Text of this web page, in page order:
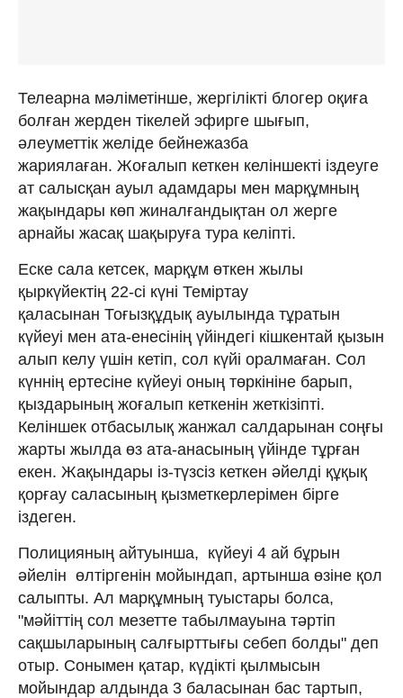
Телеарна мәліметінше, жергілікті блогер оқиға
болған жерден тікелей эфирге шығып,
әлеуметтік желіде бейнежазба
жариялаған. Жоғалып кеткен келіншекті іздеуге
ат салысқан ауыл адамдары мен марқұмның
жақындары көп жиналғандықтан ол жерге
арнайы жасақ шақыруға тура келіпті.
Еске сала кетсек, марқұм өткен жылы
қыркүйектің 22-сі күні Теміртау
қаласынан Тоғызқұдық ауылында тұратын
күйеуі мен ата-енесінің үйіндегі кішкентай қызын
алып келу үшін кетіп, сол күйі оралмаған. Сол
күннің ертесіне күйеуі оның төркініне барып,
қыздарының жоғалып кеткенін жеткізіпті.
Келіншек отбасылық жанжал салдарынан соңғы
жарты жылда өз ата-анасының үйінде тұрған
екен. Жақындары із-түзсіз кеткен әйелді құқық
қорғау саласының қызметкерлерімен бірге
іздеген.
Полицияның айтуынша, күйеуі 4 ай бұрын
әйелін өлтіргенін мойындап, артынша өзіне қол
салыпты. Ал марқұмның туыстары болса,
"мәйіттің сол мезетте табылмауына тәртіп
сақшыларының салғырттығы себеп болды" деп
отыр. Сонымен қатар, күдікті қылмысын
мойындар алдында 3 баласынан бас тартып,